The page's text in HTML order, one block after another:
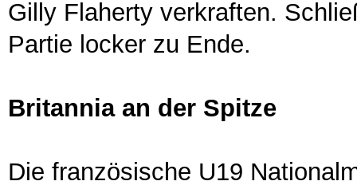
Gilly Flaherty verkraften.
Partie locker zu Ende.
Britannia an der Spitze
Die französische U19